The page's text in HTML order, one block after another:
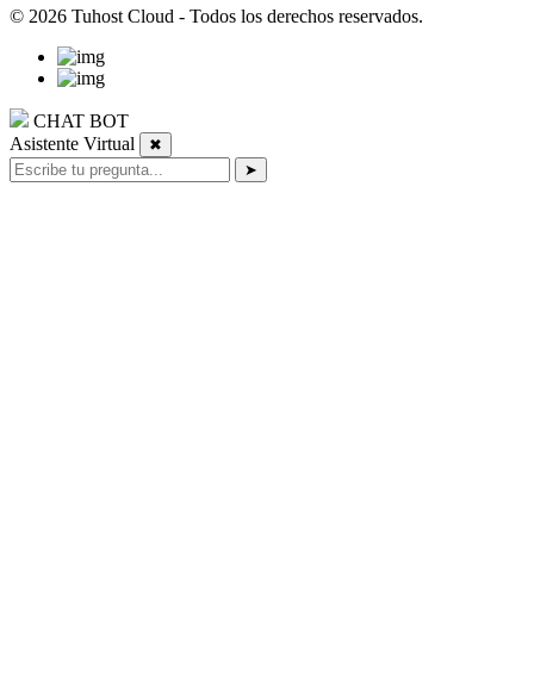
© 2026 Tuhost Cloud - Todos los derechos reservados.
CHAT BOT
Asistente Virtual
✖
➤